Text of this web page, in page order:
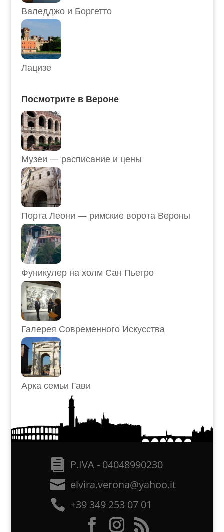
Валедджо и Боргетто
Лацизе
Посмотрите в Вероне
Музеи — расписание и цены
Порта Леони — римские ворота Вероны
Фуникулер на холм Сан Пьетро
Галерея Современного Искусства
Арка семьи Гави
P.IVA - 04048990230
elvira.verona@yahoo.it
+39 349 253 07 01